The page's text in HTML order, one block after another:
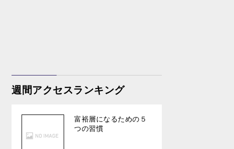
週間アクセスランキング
富裕層になるための５
つの習慣